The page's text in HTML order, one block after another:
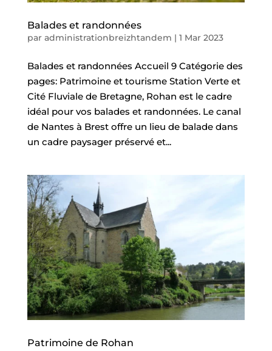
Balades et randonnées
par administrationbreizhtandem | 1 Mar 2023
Balades et randonnées Accueil 9 Catégorie des
pages: Patrimoine et tourisme Station Verte et
Cité Fluviale de Bretagne, Rohan est le cadre
idéal pour vos balades et randonnées. Le canal
de Nantes à Brest offre un lieu de balade dans
un cadre paysager préservé et...
Patrimoine de Rohan